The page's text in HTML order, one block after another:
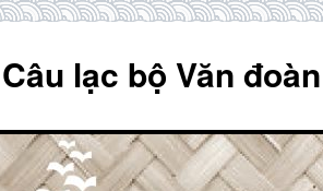
lạc bộ Văn